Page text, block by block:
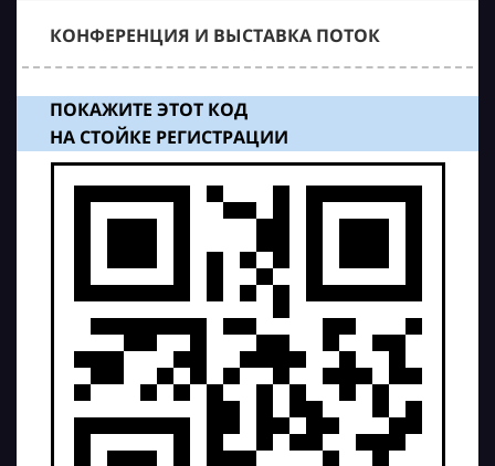
КОНФЕРЕНЦИЯ И ВЫСТАВКА ПОТОК
ПОКАЖИТЕ ЭТОТ КОД
НА СТОЙКЕ РЕГИСТРАЦИИ